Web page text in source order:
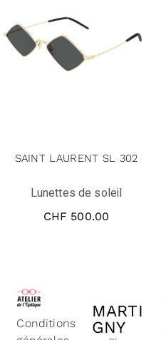
SAINT LAURENT SL 302
Lunettes de soleil
CHF 500.00
Conditions
MARTI
GNY